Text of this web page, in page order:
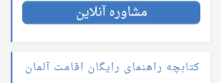
مشاوره آنلاین
کتابچه راهنمای رایگان اقامت آلمان